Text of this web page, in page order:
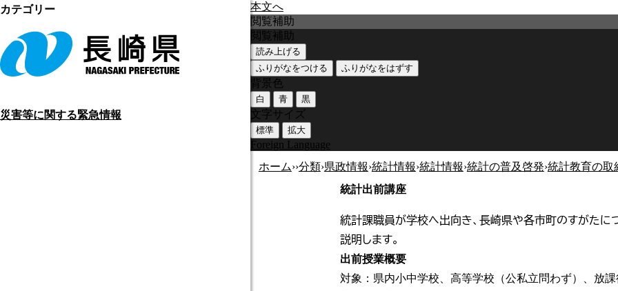
本文へ
災害等に関する緊急情報
閲覧補助
閲覧補助
読み上げる
ふりがなをつける
ふりがなをはずす
背景色
白 青 黒
文字サイズ
標準 拡大
Foreign Language
ホーム››分類›県政情報›統計情報›統計情報›統計の普及啓発›統計教育の取
統計出前講座
統計課職員が学校へ出向き、長崎県や各市町のすがたに
説明します。
出前授業概要
対象：県内小中学校、高等学校（公私立問わず）、放
カテゴリー